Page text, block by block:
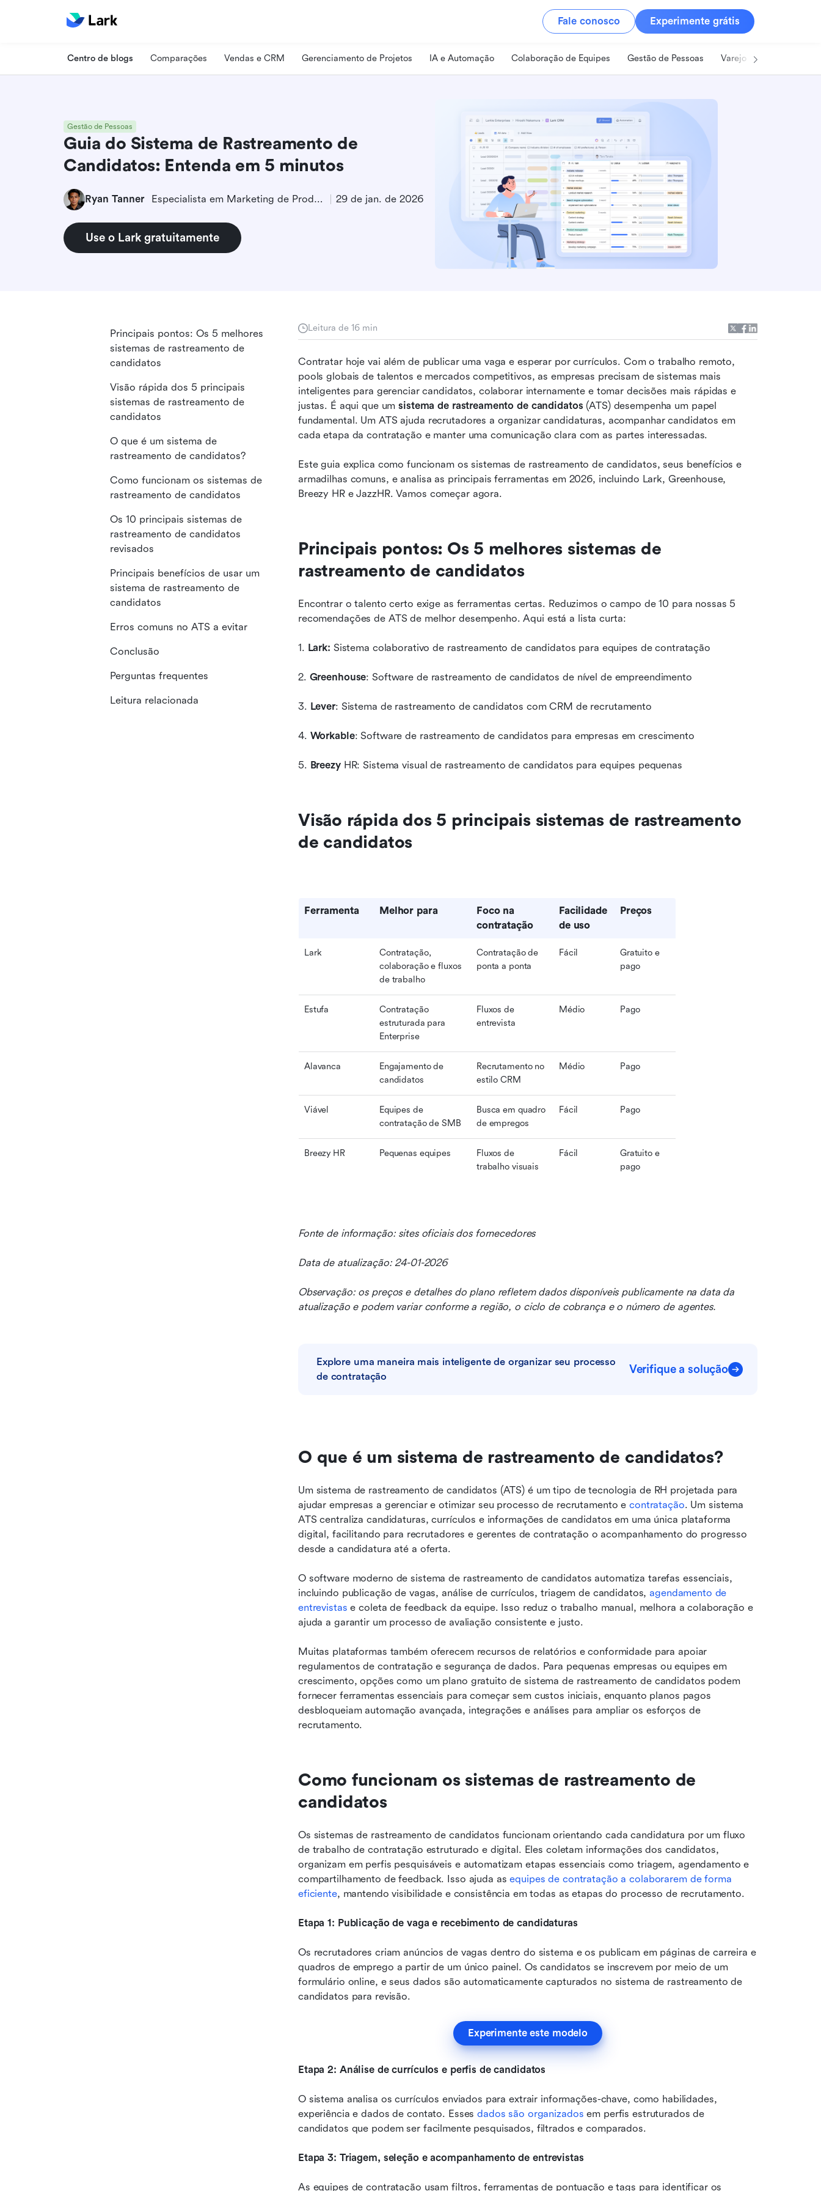
Fale conosco Experimente grátis
Centro de blogs Comparações Vendas e CRM Gerenciamento de Projetos IA e Automação Colaboração de Equipes Gestão de Pessoas Varejo
Gestão de Pessoas
Guia do Sistema de Rastreamento de
Candidatos: Entenda em 5 minutos
Ryan Tanner Especialista em Marketing de Produto 29 de jan. de 2026
Use o Lark gratuitamente
Leitura de 16 min
Contratar hoje vai além de publicar uma vaga e esperar por currículos. Com o trabalho remoto,
pools globais de talentos e mercados competitivos, as empresas precisam de sistemas mais
inteligentes para gerenciar candidatos, colaborar internamente e tomar decisões mais rápidas e
justas. É aqui que um sistema de rastreamento de candidatos (ATS) desempenha um papel
fundamental. Um ATS ajuda recrutadores a organizar candidaturas, acompanhar candidatos em
cada etapa da contratação e manter uma comunicação clara com as partes interessadas.
Este guia explica como funcionam os sistemas de rastreamento de candidatos, seus benefícios e
armadilhas comuns, e analisa as principais ferramentas em 2026, incluindo Lark, Greenhouse,
Breezy HR e JazzHR. Vamos começar agora.
Principais pontos: Os 5 melhores sistemas de
rastreamento de candidatos
Encontrar o talento certo exige as ferramentas certas. Reduzimos o campo de 10 para nossas 5
recomendações de ATS de melhor desempenho. Aqui está a lista curta:
1. Lark: Sistema colaborativo de rastreamento de candidatos para equipes de contratação
2. Greenhouse: Software de rastreamento de candidatos de nível de empreendimento
3. Lever: Sistema de rastreamento de candidatos com CRM de recrutamento
4. Workable: Software de rastreamento de candidatos para empresas em crescimento
5. Breezy HR: Sistema visual de rastreamento de candidatos para equipes pequenas
Visão rápida dos 5 principais sistemas de rastreamento
de candidatos
Ferramenta Melhor para
Foco na
contratação
Facilidade
de uso
Preços
Lark
Contratação,
colaboração e fluxos
de trabalho
Contratação de
ponta a ponta
Fácil
Gratuito e
pago
Estufa
Contratação
estruturada para
Enterprise
Fluxos de
entrevista
Médio Pago
Alavanca
Engajamento de
candidatos
Recrutamento no
estilo CRM
Médio Pago
Viável
Equipes de
contratação de SMB
Busca em quadro
de empregos
Fácil Pago
Breezy HR Pequenas equipes
Fluxos de
trabalho visuais
Fácil
Gratuito e
pago
Fonte de informação: sites oficiais dos fornecedores
Data de atualização: 24-01-2026
Observação: os preços e detalhes do plano refletem dados disponíveis publicamente na data da
atualização e podem variar conforme a região, o ciclo de cobrança e o número de agentes.
Explore uma maneira mais inteligente de organizar seu processo
de contratação
Verifique a solução
O que é um sistema de rastreamento de candidatos?
Um sistema de rastreamento de candidatos (ATS) é um tipo de tecnologia de RH projetada para
ajudar empresas a gerenciar e otimizar seu processo de recrutamento e contratação. Um sistema
ATS centraliza candidaturas, currículos e informações de candidatos em uma única plataforma
digital, facilitando para recrutadores e gerentes de contratação o acompanhamento do progresso
desde a candidatura até a oferta.
O software moderno de sistema de rastreamento de candidatos automatiza tarefas essenciais,
incluindo publicação de vagas, análise de currículos, triagem de candidatos, agendamento de
entrevistas e coleta de feedback da equipe. Isso reduz o trabalho manual, melhora a colaboração e
ajuda a garantir um processo de avaliação consistente e justo.
Muitas plataformas também oferecem recursos de relatórios e conformidade para apoiar
regulamentos de contratação e segurança de dados. Para pequenas empresas ou equipes em
crescimento, opções como um plano gratuito de sistema de rastreamento de candidatos podem
fornecer ferramentas essenciais para começar sem custos iniciais, enquanto planos pagos
desbloqueiam automação avançada, integrações e análises para ampliar os esforços de
recrutamento.
Como funcionam os sistemas de rastreamento de
candidatos
Os sistemas de rastreamento de candidatos funcionam orientando cada candidatura por um fluxo
de trabalho de contratação estruturado e digital. Eles coletam informações dos candidatos,
organizam em perfis pesquisáveis e automatizam etapas essenciais como triagem, agendamento e
compartilhamento de feedback. Isso ajuda as equipes de contratação a colaborarem de forma
eficiente, mantendo visibilidade e consistência em todas as etapas do processo de recrutamento.
Etapa 1: Publicação de vaga e recebimento de candidaturas
Os recrutadores criam anúncios de vagas dentro do sistema e os publicam em páginas de carreira e
quadros de emprego a partir de um único painel. Os candidatos se inscrevem por meio de um
formulário online, e seus dados são automaticamente capturados no sistema de rastreamento de
candidatos para revisão.
Experimente este modelo
Etapa 2: Análise de currículos e perfis de candidatos
O sistema analisa os currículos enviados para extrair informações-chave, como habilidades,
experiência e dados de contato. Esses dados são organizados em perfis estruturados de
candidatos que podem ser facilmente pesquisados, filtrados e comparados.
Etapa 3: Triagem, seleção e acompanhamento de entrevistas
As equipes de contratação usam filtros, ferramentas de pontuação e tags para identificar os
Principais pontos: Os 5 melhores
sistemas de rastreamento de
candidatos
Visão rápida dos 5 principais
sistemas de rastreamento de
candidatos
O que é um sistema de
rastreamento de candidatos?
Como funcionam os sistemas de
rastreamento de candidatos
Os 10 principais sistemas de
rastreamento de candidatos
revisados
Principais benefícios de usar um
sistema de rastreamento de
candidatos
Erros comuns no ATS a evitar
Conclusão
Perguntas frequentes
Leitura relacionada